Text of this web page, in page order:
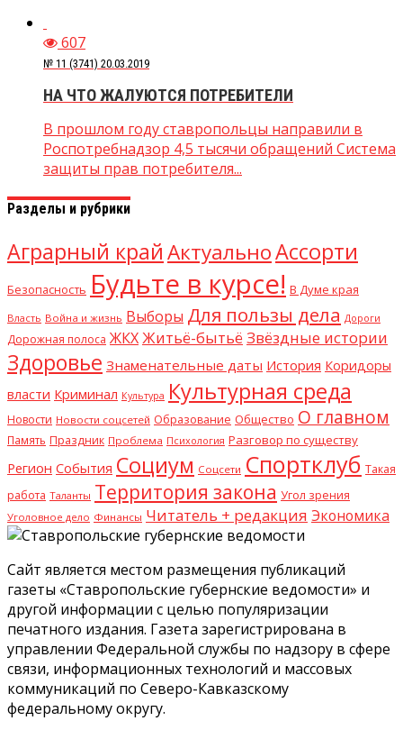
607
№ 11 (3741) 20.03.2019
НА ЧТО ЖАЛУЮТСЯ ПОТРЕБИТЕЛИ
В прошлом году ставропольцы направили в
Роспотребнадзор 4,5 тысячи обращений Система
защиты прав потребителя...
Разделы и рубрики
Аграрный крайАктуальноАссорти
Безопасность Будьте в курсе! В Думе края
Власть Война и жизнь Выборы Для пользы дела Дороги
Дорожная полоса ЖКХЖитьё-бытьё Звёздные истории
Здоровье Знаменательные даты История Коридоры
власти Криминал Культура Культурная среда
Новости Новости соцсетей Образование Общество О главном
Память Праздник Проблема Психология Разговор по существу
Регион События Социум Соцсети Спортклуб Такая
работа Таланты Территория закона Угол зрения
Уголовное дело Финансы Читатель + редакция Экономика
Сайт является местом размещения публикаций
газеты «Ставропольские губернские ведомости» и
другой информации с целью популяризации
печатного издания. Газета зарегистрирована в
управлении Федеральной службы по надзору в сфере
связи, информационных технологий и массовых
коммуникаций по Северо-Кавказскому
федеральному округу.